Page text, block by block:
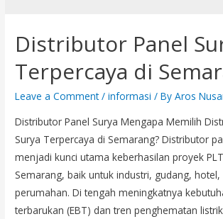
Distributor Panel
Terpercaya di
Leave a Comment /informasi / ByAros
Distributor Panel Surya Mengapa Memilih
Surya Terpercaya di Semarang? Distributor
menjadi kunci utama keberhasilan proyek
Semarang, baik untuk industri, gudang,
perumahan. Di tengah meningkatnya
terbarukan (EBT) dan tren penghematan